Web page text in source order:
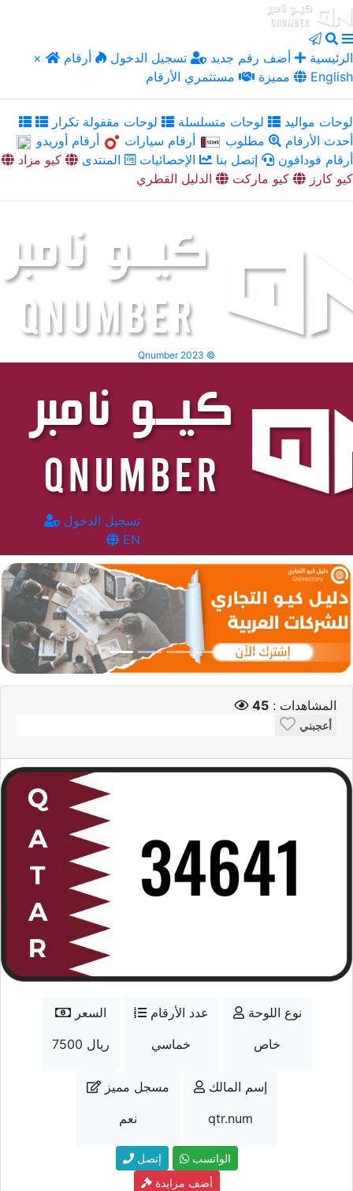
× الرئيسية أضف رقم جديد تسجيل الدخول
أرقام
مميزة
مستثمري الأرقام English
لوحات مواليد لوحات متسلسلة
لوحات مقفولة تكرار
أحدث الأرقام
مطلوب أرقام سيارات
أرقام أوريدو
أرقام فودافون
إتصل بنا الإحصائيات المنتدى
كيو مزاد
كيو كارز
كيو ماركت الدليل القطري
Qnumber 2023 ©
تسجيل الدخول
EN
المشاهدات : 45
أعجبني
السعر
7500 ريال
عدد الأرقام
خماسي
نوع اللوحة
خاص
مسجل مميز
نعم
إسم المالك
qtr.num
إتصل
الواتسب
أضف مزايدة